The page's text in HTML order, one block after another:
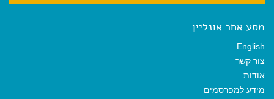
מסע אחר אונליין
English
צור קשר
אודות
מידע למפרסמים